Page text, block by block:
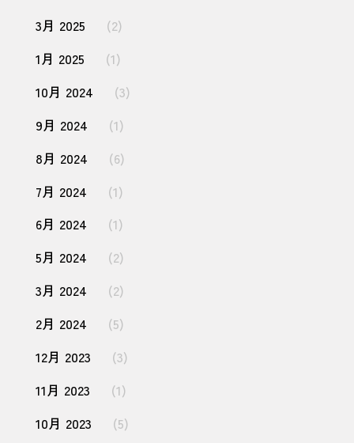
3月 2025
(2)
1月 2025
(1)
10月 2024
(3)
9月 2024
(1)
8月 2024
(6)
7月 2024
(1)
6月 2024
(1)
5月 2024
(2)
3月 2024
(2)
2月 2024
(5)
12月 2023
(3)
11月 2023
(1)
10月 2023
(5)